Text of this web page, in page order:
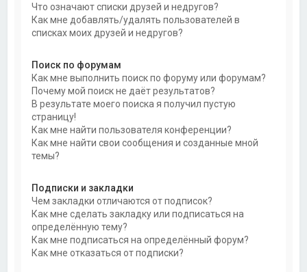
Что означают списки друзей и недругов?
Как мне добавлять/удалять пользователей в
списках моих друзей и недругов?
Поиск по форумам
Как мне выполнить поиск по форуму или форумам?
Почему мой поиск не даёт результатов?
В результате моего поиска я получил пустую
страницу!
Как мне найти пользователя конференции?
Как мне найти свои сообщения и созданные мной
темы?
Подписки и закладки
Чем закладки отличаются от подписок?
Как мне сделать закладку или подписаться на
определённую тему?
Как мне подписаться на определённый форум?
Как мне отказаться от подписки?